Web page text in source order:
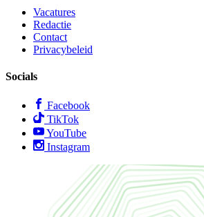
Vacatures
Redactie
Contact
Privacybeleid
Socials
Facebook
TikTok
YouTube
Instagram